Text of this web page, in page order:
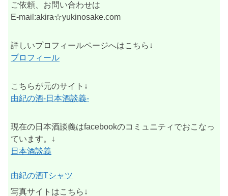
ご依頼、お問い合わせは
E-mail:akira☆yukinosake.com
詳しいプロフィールページへはこちら↓
プロフィール
こちらが元のサイト↓
由紀の酒-日本酒談義-
現在の日本酒談義はfacebookのコミュニティでおこなっ
ています。↓
日本酒談義
由紀の酒Tシャツ
写真サイトはこちら↓